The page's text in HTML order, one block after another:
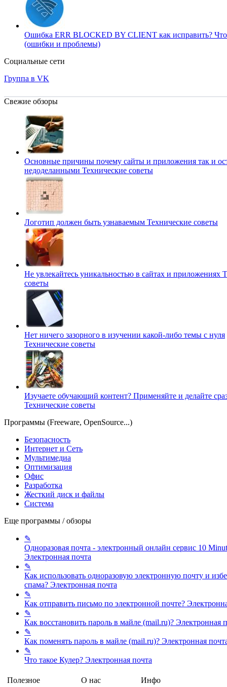
Ошибка ERR BLOCKED BY CLIENT как исправить?
(ошибки и проблемы)
Социальные сети
Группа в VK
Свежие обзоры
Основные причины почему сайты и приложения так и
недоделанными Технические советы
Логотип должен быть узнаваемым Технические советы
Не увлекайтесь уникальностью в сайтах и приложениях
советы
Нет ничего зазорного в изучении какой-либо темы с нуля
Технические советы
Изучаете обучающий контент? Применяйте и делайте
Технические советы
Программы (Freeware, OpenSource...)
Безопасность
Интернет и Сеть
Мультимедиа
Оптимизация
Офис
Разработка
Жесткий диск и файлы
Система
Еще программы / обзоры
✎
Одноразовая почта - электронный онлайн сервис 10
Электронная почта
✎
Как использовать одноразовую электронную почту и
спама? Электронная почта
✎
Как отправить письмо по электронной почте?
✎
Как восстановить пароль в майле (mail.ru)? Электронная
✎
Как поменять пароль в майле (mail.ru)? Электронная
✎
Что такое Кулер? Электронная почта
Полезное
О нас
Инфо